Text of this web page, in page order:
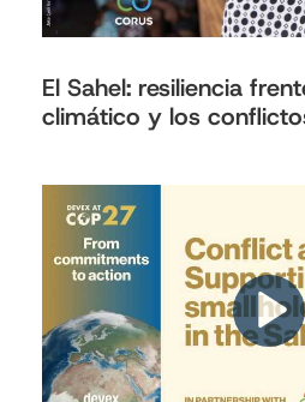
El Sahel: resiliencia
climático y los